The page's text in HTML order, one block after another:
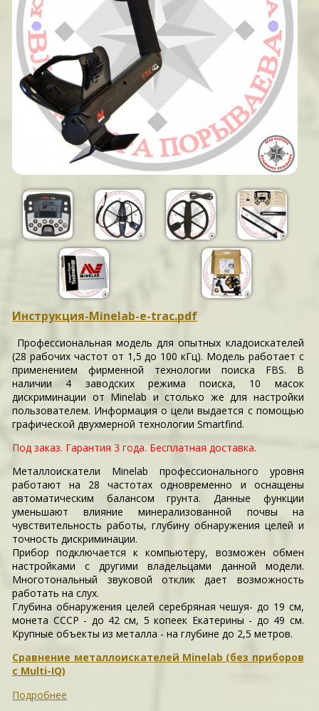
Инструкция-Minelab-e-trac.pdf
Профессиональная модель для опытных кладоискателей
(28 рабочих частот от 1,5 до 100 кГц). Модель работает с
применением фирменной технологии поиска FBS. В
наличии 4 заводских режима поиска, 10 масок
дискриминации от Minelab и столько же для настройки
пользователем. Информация о цели выдается с помощью
графической двухмерной технологии Smartfind.
Под заказ. Гарантия 3 года. Бесплатная доставка.
Металлоискатели Minelab профессионального уровня
работают на 28 частотах одновременно и оснащены
автоматическим балансом грунта. Данные функции
уменьшают влияние минерализованной почвы на
чувствительность работы, глубину обнаружения целей и
точность дискриминации.
Прибор подключается к компьютеру, возможен обмен
настройками с другими владельцами данной модели.
Многотональный звуковой отклик дает возможность
работать на слух.
Глубина обнаружения целей серебряная чешуя- до 19 см,
монета СССР - до 42 см, 5 копеек Екатерины - до 49 см.
Крупные объекты из металла - на глубине до 2,5 метров.
Сравнение металлоискателей Minelab (без приборов
с Multi-IQ)
Подробнее